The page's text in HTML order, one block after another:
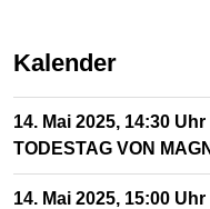
Kalender
14. Mai 2025, 14:30
TODESTAG VON
14. Mai 2025, 15:00